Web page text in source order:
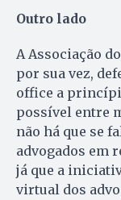
Outro lado
A Associação
por sua vez,
office a
possível entre
não há que se
advogados em
já que a
virtual dos